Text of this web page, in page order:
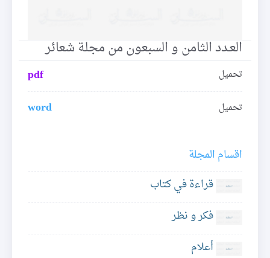
العـدد الثامن و السبعون من مجلة شعائر
تحميل pdf
تحميل word
اقسام المجلة
قراءة في كتاب
فكر و نظر
أعلام